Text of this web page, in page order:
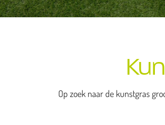
Op zoek naar de kunstgras